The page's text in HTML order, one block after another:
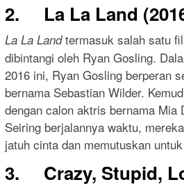
2. La La Land
La La Landtermasuk salah satu
dibintangi oleh Ryan Gosling.
2016 ini, Ryan Gosling berperan
bernama Sebastian Wilder.
dengan calon aktris bernama Mia
Seiring berjalannya waktu,
jatuh cinta dan memutuskan
3. Crazy, Stupid,